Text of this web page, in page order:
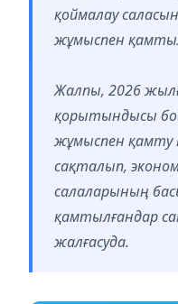
қоймалау
жұмыспен
Жалпы, 2026
қорытындысы
жұмыспен
сақталып,
салаларының
қамтылғандар
жалғасуда.